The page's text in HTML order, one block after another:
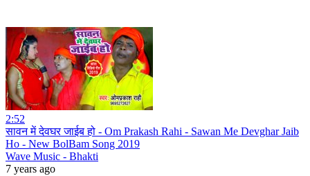
2:52
सावन में देवघर जाईब हो - Om Prakash Rahi - Sawan Me Devghar Jaib
Ho - New BolBam Song 2019
Wave Music - Bhakti
7 years ago